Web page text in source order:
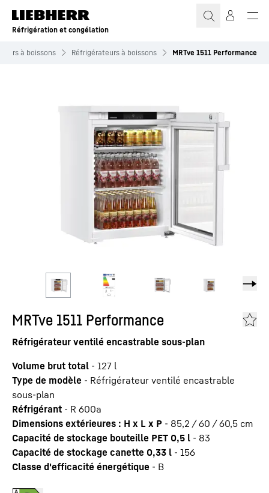
Réfrigération et congélation
à boissons Réfrigérateurs à boissons MRTve 1511 Performance
MRTve 1511 Performance
Réfrigérateur ventilé encastrable sous-plan
Volume brut total - 127 l
Type de modèle - Réfrigérateur ventilé encastrable
sous-plan
Réfrigérant - R 600a
Dimensions extérieures : H x L x P - 85,2 / 60 / 60,5 cm
Capacité de stockage bouteille PET 0,5 l - 83
Capacité de stockage canette 0,33 l - 156
Classe d'efficacité énergétique - B